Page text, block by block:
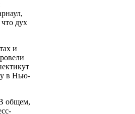
дух
и
в Нью-
общем,